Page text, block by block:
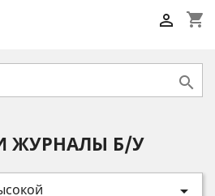
shopping_cart


ЖУРНАЛЫ Б/У
